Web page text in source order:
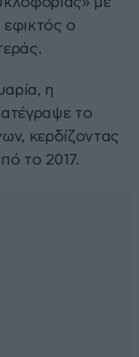
εφικτός ο
η
το
κερδίζοντας
το 2017.